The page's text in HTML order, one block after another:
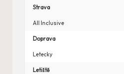
Strava
All Inclusive
Doprava
Letecky
Letiště